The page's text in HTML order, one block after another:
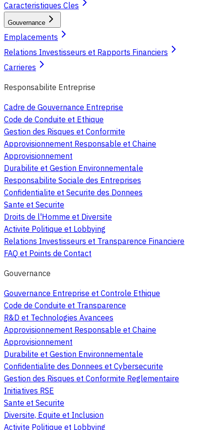
Caracteristiques Cles
Gouvernance
Emplacements
Relations Investisseurs et Rapports Financiers
Carrieres
Responsabilite Entreprise
Cadre de Gouvernance Entreprise
Code de Conduite et Ethique
Gestion des Risques et Conformite
Approvisionnement Responsable et Chaine
Approvisionnement
Durabilite et Gestion Environnementale
Responsabilite Sociale des Entreprises
Confidentialite et Securite des Donnees
Sante et Securite
Droits de l'Homme et Diversite
Activite Politique et Lobbying
Relations Investisseurs et Transparence Financiere
FAQ et Points de Contact
Gouvernance
Gouvernance Entreprise et Controle Ethique
Code de Conduite et Transparence
R&D et Technologies Avancees
Approvisionnement Responsable et Chaine
Approvisionnement
Durabilite et Gestion Environnementale
Confidentialite des Donnees et Cybersecurite
Gestion des Risques et Conformite Reglementaire
Initiatives RSE
Sante et Securite
Diversite, Equite et Inclusion
Activite Politique et Lobbying